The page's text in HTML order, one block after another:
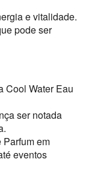
e vitalidade.
pode ser
Cool Water Eau
ser notada
em
eventos